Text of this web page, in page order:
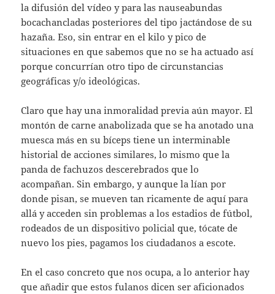
la difusión del vídeo y para las nauseabundas
bocachancladas posteriores del tipo jactándose de su
hazaña. Eso, sin entrar en el kilo y pico de
situaciones en que sabemos que no se ha actuado así
porque concurrían otro tipo de circunstancias
geográficas y/o ideológicas.
Claro que hay una inmoralidad previa aún mayor. El
montón de carne anabolizada que se ha anotado una
muesca más en su bíceps tiene un interminable
historial de acciones similares, lo mismo que la
panda de fachuzos descerebrados que lo
acompañan. Sin embargo, y aunque la lían por
donde pisan, se mueven tan ricamente de aquí para
allá y acceden sin problemas a los estadios de fútbol,
rodeados de un dispositivo policial que, tócate de
nuevo los pies, pagamos los ciudadanos a escote.
En el caso concreto que nos ocupa, a lo anterior hay
que añadir que estos fulanos dicen ser aficionados